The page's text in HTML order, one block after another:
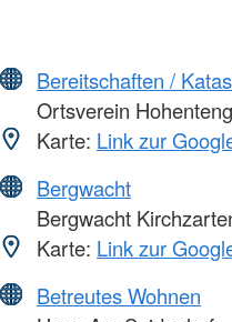
Bereitschaften /
Ortsverein
Karte: Link zur
Bergwacht
Bergwacht
Karte: Link zur
Betreutes Wohnen